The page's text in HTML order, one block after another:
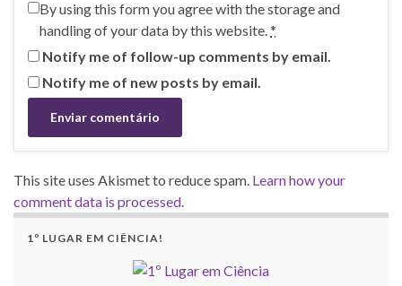
By using this form you agree with the storage and
handling of your data by this website. *
Notify me of follow-up comments by email.
Notify me of new posts by email.
This site uses Akismet to reduce spam. Learn how your
comment data is processed.
1º LUGAR EM CIÊNCIA!